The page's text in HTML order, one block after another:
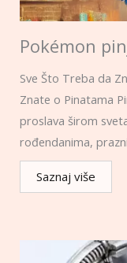
Pokémon
Sve Što Treba da
Znate o Pinatama
proslava širom
rođendanima,
Saznaj više